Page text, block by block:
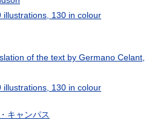
illustrations, 130 in colour
of the text by Germano Celant,
illustrations, 130 in colour
キャンパス